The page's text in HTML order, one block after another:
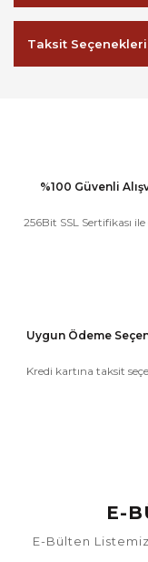
Taksit Seçenekleri
%100 Güvenli
256Bit SSL Sertifikası
Uygun Ödeme
Kredi kartına taksit
E-
E-Bülten